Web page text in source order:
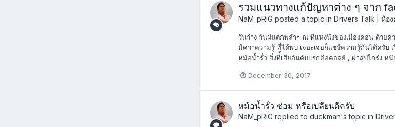
รวมแนวทางแก้ปัญหาต่าง ๆ จาก
NaM_pRiG posted a topic in Drivers Talk | ห้อ
วันว่าง วันฝนตกพล่ำๆ ณ ที่แห่งนึงของเมืองคอน ด้วยค
มีควาความรู้ ที่ได้พบ เจอะเจอก็แชร์ความรู้กันได้ครับ
หม้อน้ำรั่ว สิ่งที่้เสียอันดับแรกคือคอลย์ , ฝาสูปโกร่ง ห
December 30, 2017
หม้อน้ำรั่ว ซ่อม หรือเปลียนดีครับ
NaM_pRiG replied to duckman's topic in